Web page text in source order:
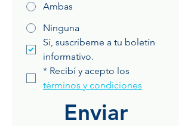
Ambas
Ninguna
Sí, suscríbeme a tu boletín
informativo.
*
términos y condiciones
Enviar